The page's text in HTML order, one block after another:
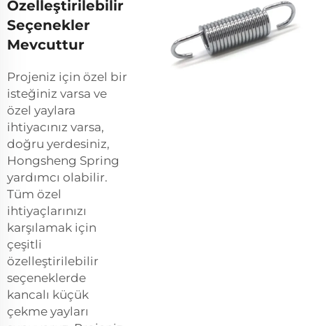
Özelleştirilebilir
Seçenekler
Mevcuttur
Projeniz için özel bir
isteğiniz varsa ve
özel yaylara
ihtiyacınız varsa,
doğru yerdesiniz,
Hongsheng Spring
yardımcı olabilir.
Tüm özel
ihtiyaçlarınızı
karşılamak için
çeşitli
özelleştirilebilir
seçeneklerde
kancalı küçük
çekme yayları